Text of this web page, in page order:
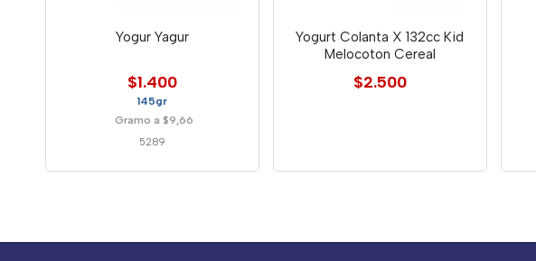
Yogur Yagur
$1.400
145gr
Gramo a $9,66
5289
Yogurt Colanta X 132cc Kid
Melocoton Cereal
$2.500